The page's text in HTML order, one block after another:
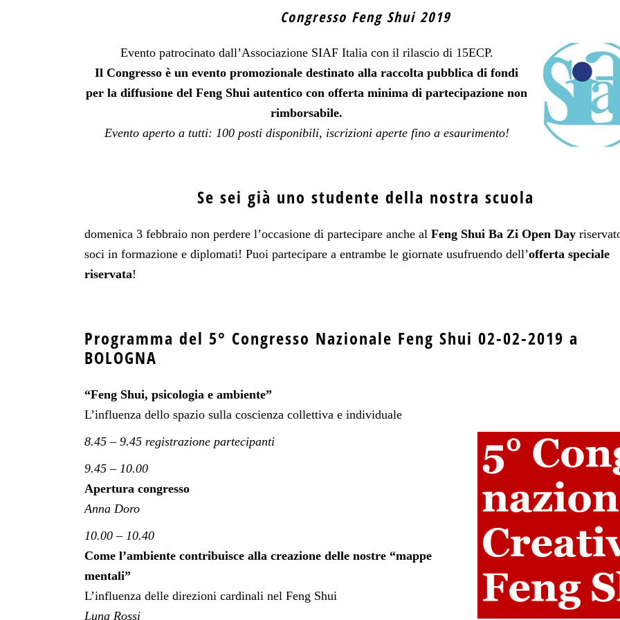
Congresso Feng Shui 2019
Evento patrocinato dall’Associazione SIAF Italia con il rilascio di 15ECP.
Il Congresso è un evento promozionale destinato alla raccolta pubblica di fondi
per la diffusione del Feng Shui autentico con offerta minima di partecipazione non
rimborsabile.
Evento aperto a tutti: 100 posti disponibili, iscrizioni aperte fino a esaurimento!
Se sei già uno studente della nostra scuola
domenica 3 febbraio non perdere l’occasione di partecipare anche al Feng Shui Ba Zi Open Day
soci in formazione e diplomati! Puoi partecipare a entrambe le giornate usufruendo dell’offerta speciale
riservata!
Programma del 5° Congresso Nazionale Feng Shui 02-02-2019 a
BOLOGNA
“Feng Shui, psicologia e ambiente”
L’influenza dello spazio sulla coscienza collettiva e individuale
8.45 – 9.45 registrazione partecipanti
9.45 – 10.00
Apertura congresso
Anna Doro
10.00 – 10.40
Come l’ambiente contribuisce alla creazione delle nostre “mappe
mentali”
L’influenza delle direzioni cardinali nel Feng Shui
Luna Rossi